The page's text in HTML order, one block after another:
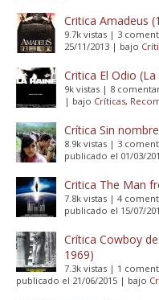
Critica Amadeus
9.7k vistas | 3
25/11/2013 | bajo
Critica El Odio
9k vistas | 8
| bajo Críticas,
Crítica Sin nombre
8.9k vistas | 3
publicado el 01/03/
Critica The Man
7.8k vistas | 4
publicado el 15/07/
Crítica Cowboy
1969)
7.3k vistas | 1
publicado el 21/06/2015 | bajo